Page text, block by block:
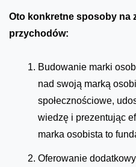
Oto konkretne sposoby na
przychodów:
Budowanie marki
nad swoją marką
społecznościowe,
wiedzę i prezentując
marka osobista to
Oferowanie